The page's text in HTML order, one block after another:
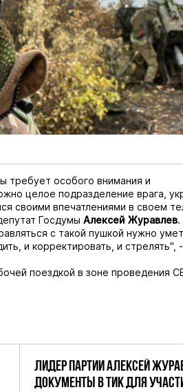
требует особого внимания и
целое подразделение врага,
своими впечатлениями в своем
Госдумы Алексей Журавлев.
с такой пушкой нужно
и корректировать, и стрелять",
поездкой в зоне проведения
ЛИДЕР ПАРТИИ АЛЕКСЕЙ
ДОКУМЕНТЫ В ТИК ДЛЯ